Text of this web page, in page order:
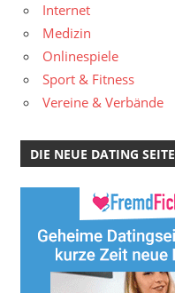
Internet
Medizin
Onlinespiele
Sport & Fitness
Vereine & Verbände
DIE NEUE DATING SEITE